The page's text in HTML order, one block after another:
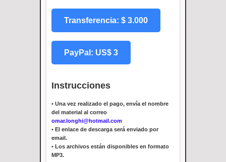
Transferencia: $ 3.000
PayPal: US$ 3
Instrucciones
• Una vez realizado el pago, envía el nombre
del material al correo
omar.longhi@hotmail.com
• El enlace de descarga será enviado por
email.
• Los archivos están disponibles en formato
MP3.